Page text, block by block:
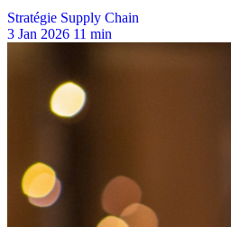
Stratégie Supply Chain
3 Jan 2026 11 min